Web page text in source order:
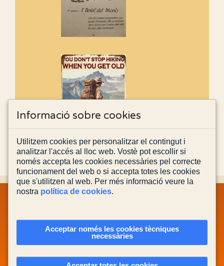
POLÍTICA DE COOKIES
CONTACTA'NS
Informació sobre cookies
Utilitzem cookies per personalitzar el contingut i
analitzar l'accés al lloc web. Vostè pot escollir si
només accepta les cookies necessàries pel correcte
funcionament del web o si accepta totes les cookies
que s'utilitzen al web. Per més informació veure la
nostra política de cookies.
Acceptar només les cookies tècniques
necessàries